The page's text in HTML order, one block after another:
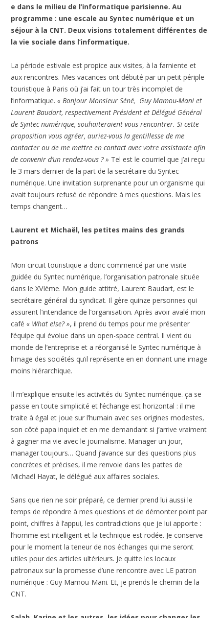
e dans le milieu de l’informatique parisienne. Au
programme : une escale au Syntec numérique et un
séjour à la CNT. Deux visions totalement différentes de
la vie sociale dans l’informatique.
La période estivale est propice aux visites, à la farniente et
aux rencontres. Mes vacances ont débuté par un petit périple
touristique à Paris où j’ai fait un tour très incomplet de
l’informatique.« Bonjour Monsieur Séné, Guy Mamou-Mani et
Laurent Baudart, respectivement Président et Délégué Général
de Syntec numérique, souhaiteraient vous rencontrer. Si cette
proposition vous agréer, auriez-vous la gentillesse de me
contacter ou de me mettre en contact avec votre assistante afin
de convenir d’un rendez-vous ? » Tel est le courriel que j’ai reçu
le 3 mars dernier de la part de la secrétaire du Syntec
numérique. Une invitation surprenante pour un organisme qui
avait toujours refusé de répondre à mes questions. Mais les
temps changent…
Laurent et Michaël, les petites mains des grands
patrons
Mon circuit touristique a donc commencé par une visite
guidée du Syntec numérique, l’organisation patronale située
dans le XVIème. Mon guide attitré, Laurent Baudart, est le
secrétaire général du syndicat. Il gère quinze personnes qui
assurent l’intendance de l’organisation. Après avoir avalé mon
café« What else? », il prend du temps pour me présenter
l’équipe qui évolue dans un open-space central. Il vient du
monde de l’entreprise et a réorganisé le Syntec numérique à
l’image des sociétés qu’il représente en en donnant une image
moins hiérarchique.
Il m’explique ensuite les activités du Syntec numérique. ça se
passe en toute simplicité et l’échange est horizontal : il me
traite à égal et joue sur l’humain avec ses origines modestes,
son côté papa inquiet et en me demandant si j’arrive vraiment
à gagner ma vie avec le journalisme. Manager un jour,
manager toujours… Quand j’avance sur des questions plus
concrètes et précises, il me renvoie dans les pattes de
Michaël Hayat, le délégué aux affaires sociales.
Sans que rien ne soir préparé, ce dernier prend lui aussi le
temps de répondre à mes questions et de démonter point par
point, chiffres à l’appui, les contradictions que je lui apporte :
l’homme est intelligent et la technique est rodée. Je conserve
pour le moment la teneur de nos échanges qui me seront
utiles pour des articles ultérieurs. Je quitte les locaux
patronaux sur la promesse d’une rencontre avec LE patron
numérique : Guy Mamou-Mani. Et, je prends le chemin de la
CNT.